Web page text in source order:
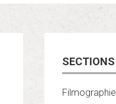
SECTIONS
Filmographie